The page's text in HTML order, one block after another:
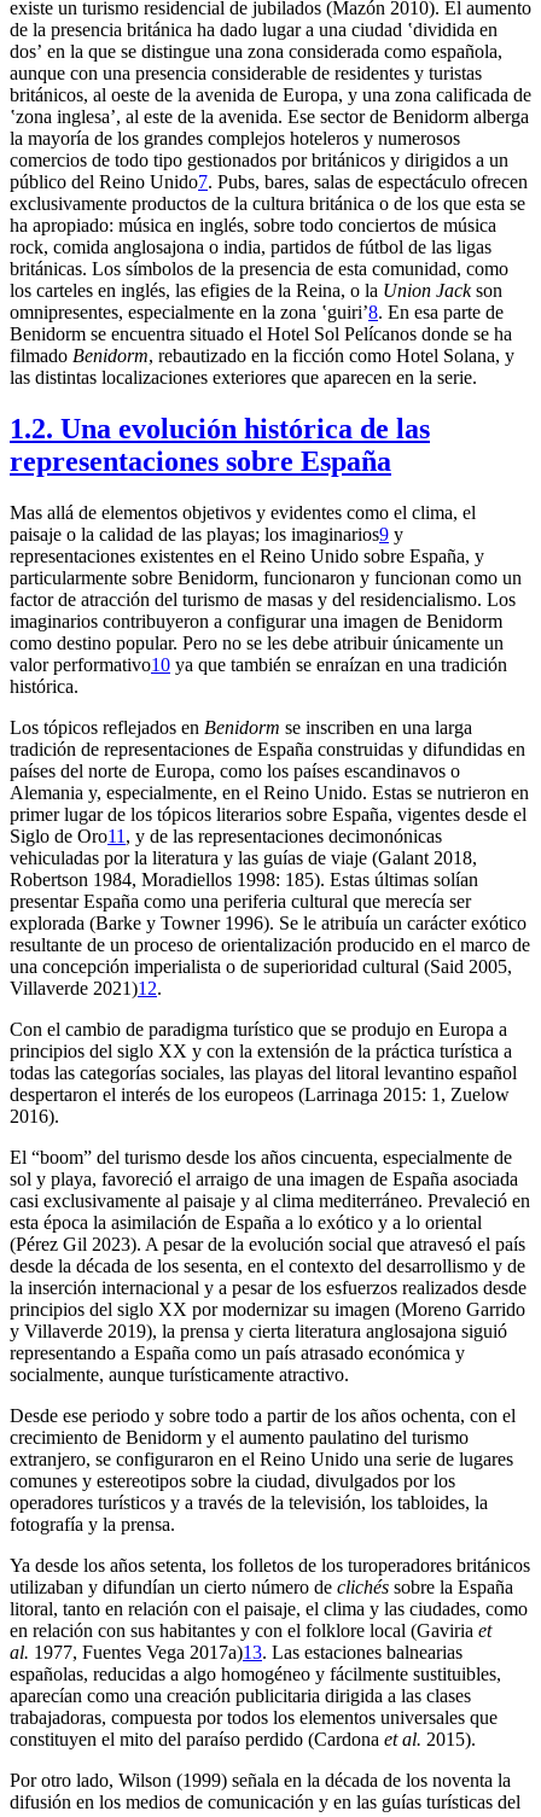
existe un turismo residencial de jubilados (Mazón 2010). El aumento
de la presencia británica ha dado lugar a una ciudad ʽdividida en
dosʼ en la que se distingue una zona considerada como española,
aunque con una presencia considerable de residentes y turistas
británicos, al oeste de la avenida de Europa, y una zona calificada de
ʽzona inglesaʼ, al este de la avenida. Ese sector de Benidorm alberga
la mayoría de los grandes complejos hoteleros y numerosos
comercios de todo tipo gestionados por británicos y dirigidos a un
público del Reino Unido7. Pubs, bares, salas de espectáculo ofrecen
exclusivamente productos de la cultura británica o de los que esta se
ha apropiado: música en inglés, sobre todo conciertos de música
rock, comida anglosajona o india, partidos de fútbol de las ligas
británicas. Los símbolos de la presencia de esta comunidad, como
los carteles en inglés, las efigies de la Reina, o la Union Jackson
omnipresentes, especialmente en la zona ʽguiriʼ8. En esa parte de
Benidorm se encuentra situado el Hotel Sol Pelícanos donde se ha
filmado Benidorm, rebautizado en la ficción como Hotel Solana, y
las distintas localizaciones exteriores que aparecen en la serie.
1.2. Una evolución histórica de las
representaciones sobre España
Mas allá de elementos objetivos y evidentes como el clima, el
paisaje o la calidad de las playas; los imaginarios9 y
representaciones existentes en el Reino Unido sobre España, y
particularmente sobre Benidorm, funcionaron y funcionan como un
factor de atracción del turismo de masas y del residencialismo. Los
imaginarios contribuyeron a configurar una imagen de Benidorm
como destino popular. Pero no se les debe atribuir únicamente un
valor performativo10 ya que también se enraízan en una tradición
histórica.
Los tópicos reflejados en Benidorm se inscriben en una larga
tradición de representaciones de España construidas y difundidas en
países del norte de Europa, como los países escandinavos o
Alemania y, especialmente, en el Reino Unido. Estas se nutrieron en
primer lugar de los tópicos literarios sobre España, vigentes desde el
Siglo de Oro11 , y de las representaciones decimonónicas
vehiculadas por la literatura y las guías de viaje (Galant 2018,
Robertson 1984, Moradiellos 1998: 185). Estas últimas solían
presentar España como una periferia cultural que merecía ser
explorada (Barke y Towner 1996). Se le atribuía un carácter exótico
resultante de un proceso de orientalización producido en el marco de
una concepción imperialista o de superioridad cultural (Said 2005,
Villaverde 2021)12.
Con el cambio de paradigma turístico que se produjo en Europa a
principios del siglo XX y con la extensión de la práctica turística a
todas las categorías sociales, las playas del litoral levantino español
despertaron el interés de los europeos (Larrinaga 2015: 1, Zuelow
2016).
El “boom” del turismo desde los años cincuenta, especialmente de
sol y playa, favoreció el arraigo de una imagen de España asociada
casi exclusivamente al paisaje y al clima mediterráneo. Prevaleció en
esta época la asimilación de España a lo exótico y a lo oriental
(Pérez Gil 2023). A pesar de la evolución social que atravesó el país
desde la década de los sesenta, en el contexto del desarrollismo y de
la inserción internacional y a pesar de los esfuerzos realizados desde
principios del siglo XX por modernizar su imagen (Moreno Garrido
y Villaverde 2019), la prensa y cierta literatura anglosajona siguió
representando a España como un país atrasado económica y
socialmente, aunque turísticamente atractivo.
Desde ese periodo y sobre todo a partir de los años ochenta, con el
crecimiento de Benidorm y el aumento paulatino del turismo
extranjero, se configuraron en el Reino Unido una serie de lugares
comunes y estereotipos sobre la ciudad, divulgados por los
operadores turísticos y a través de la televisión, los tabloides, la
fotografía y la prensa.
Ya desde los años setenta, los folletos de los turoperadores británicos
utilizaban y difundían un cierto número de clichés sobre la España
litoral, tanto en relación con el paisaje, el clima y las ciudades, como
en relación con sus habitantes y con el folklore local (Gaviria et
al. 1977, Fuentes Vega 2017a)13. Las estaciones balnearias
españolas, reducidas a algo homogéneo y fácilmente sustituibles,
aparecían como una creación publicitaria dirigida a las clases
trabajadoras, compuesta por todos los elementos universales que
constituyen el mito del paraíso perdido (Cardona et al. 2015).
Por otro lado, Wilson (1999) señala en la década de los noventa la
difusión en los medios de comunicación y en las guías turísticas del